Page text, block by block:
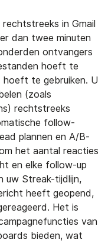
in Gmail
dan twee minuten
ontvangers
hoeft te
te gebruiken. U
(zoals
rechtstreeks
follow-
plannen en A/B-
het aantal reacties
en elke follow-up
uw Streak-tijdlijn,
heeft geopend,
Het is
van
bieden, wat